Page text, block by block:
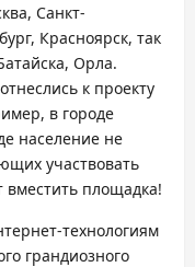
Санкт-
Красноярск, так
Орла.
к проекту
в городе
население не
участвовать
вместить площадка!
технологиям
грандиозного